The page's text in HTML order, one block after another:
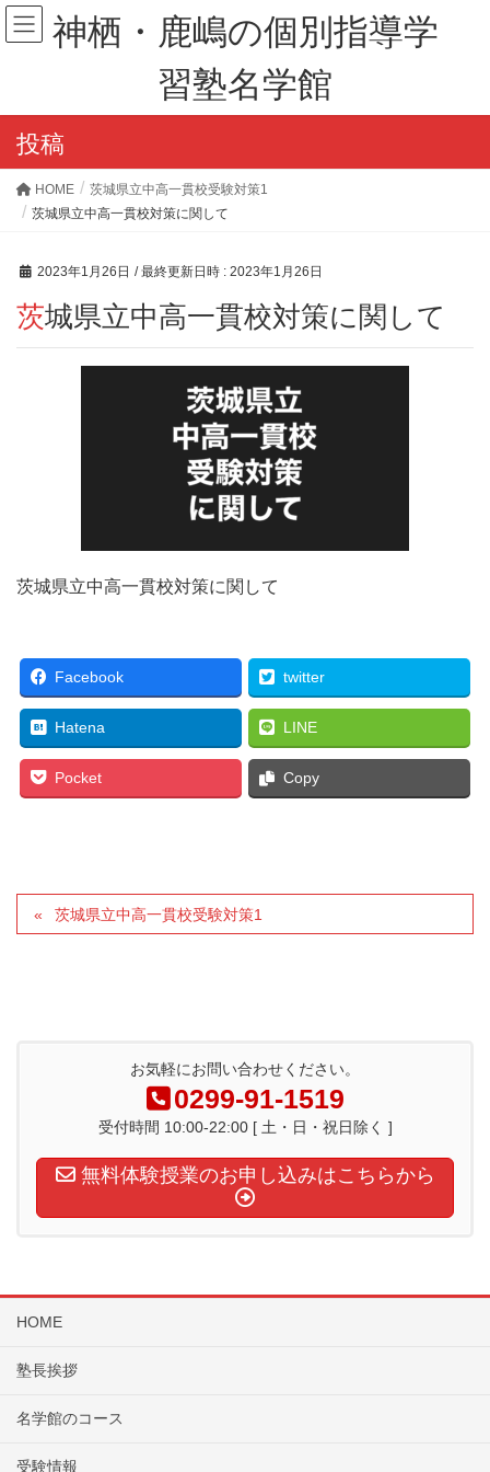
神栖・鹿嶋の個別指導学
習塾名学館
投稿
HOME
茨城県立中高一貫校受験対策1
茨城県立中高一貫校対策に関して
2023年1月26日 / 最終更新日時 : 2023年1月26日
茨城県立中高一貫校対策に関して
茨城県立中高一貫校対策に関して
Facebook twitter
Hatena LINE
Pocket Copy
茨城県立中高一貫校受験対策1
お気軽にお問い合わせください。
0299-91-1519
受付時間 10:00-22:00 [ 土・日・祝日除く ]
無料体験授業のお申し込みはこちらから
HOME
塾長挨拶
名学館のコース
受験情報